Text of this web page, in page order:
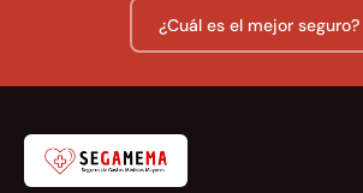
¿Cuál es el mejor